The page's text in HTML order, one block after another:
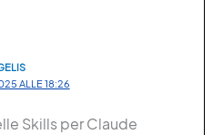
ALLE 18:26
Skills per Claude